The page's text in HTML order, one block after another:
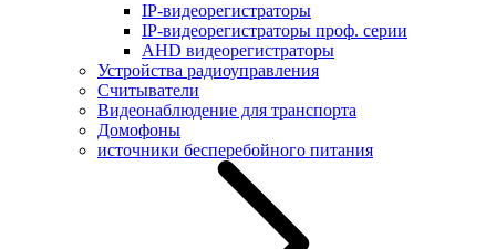
IP-видеорегистраторы
IP-видеорегистраторы проф. серии
AHD видеорегистраторы
Устройства радиоуправления
Считыватели
Видеонаблюдение для транспорта
Домофоны
источники бесперебойного питания